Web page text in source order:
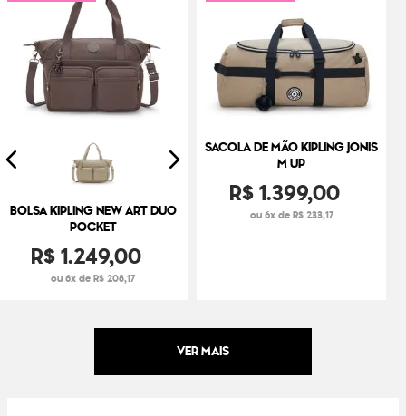
BOLSA KIPLING NEW ART DUO
POCKET
R$1.249,00
ou 6x de R$ 208,17
SACOLA DE MÃO KIPLING JONIS
M UP
R$1.399,00
ou 6x de R$ 233,17